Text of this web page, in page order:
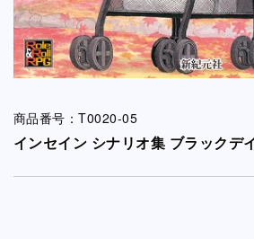
商品番号：T0020-05
インセイン シナリオ集 ブラックデ